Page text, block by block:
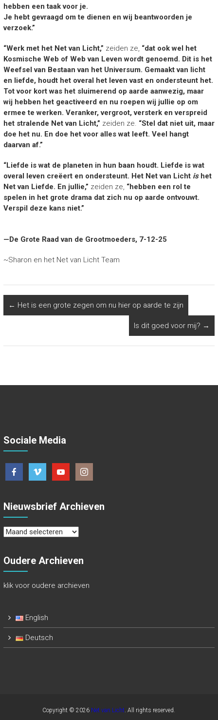
hebben een taak voor je.
Je hebt gevraagd om te dienen en wij beantwoorden je
verzoek.”
“Werk met het Net van Licht,” zeiden ze, “dat ook wel het
Kosmische Web of Web van Leven wordt genoemd. Dit is het
Weefsel van Bestaan van het Universum. Gemaakt van licht
en liefde, houdt het overal het leven vast en ondersteunt het.
Tot voor kort was het sluimerend op aarde aanwezig, maar
wij hebben het geactiveerd en nu roepen wij jullie op om
ermee te werken. Veranker, vergroot, versterk en verspreid
het stralende Net van Licht,” zeiden ze. “Stel dat niet uit, maar
doe het nu. En doe het voor alles wat leeft. Veel hangt
daarvan af.”
“Liefde is wat de planeten in hun baan houdt. Liefde is wat
overal leven creëert en ondersteunt. Het Net van Licht ishet
Net van Liefde. En jullie,” zeiden ze, “hebben een rol te
spelen in het grote drama dat zich nu op aarde ontvouwt.
Verspil deze kans niet.”
—De Grote Raad van de Grootmoeders, 7-12-25
~Sharon en het Net van Licht Team
← Het is een grote zegen om nu hier op aarde te zijn
Is dit goed voor mij? →
Sociale Media
Nieuwsbrief Archieven
Nieuwsbrief
Oudere Archieven
klik voor oudere archieven
English
Deutsch
Copyright © 2026 Net van Licht. All rights reserved.